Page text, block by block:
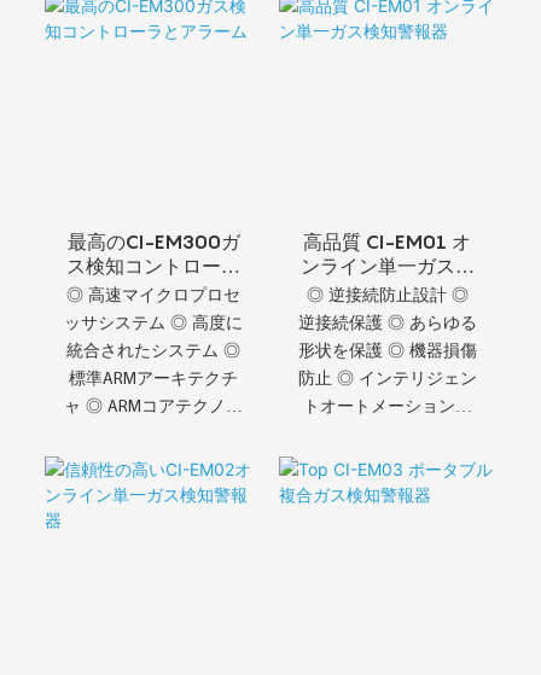
最高のCI-EM300ガ
ス検知コントローラ
とアラーム
◎ 高速マイクロプロセ
ッサシステム ◎ 高度に
統合されたシステム ◎
標準ARMアーキテクチ
ャ ◎ ARMコアテクノロ
ーティング ◎ 低消費電
力 ◎ 多様な設計スタイ
高品質 CI-EM01 オ
ンライン単一ガス検
知警報器
◎ 逆接続防止設計 ◎
逆接続保護 ◎ あらゆる
形状を保護 ◎ 機器損傷
防止 ◎ インテリジェン
トオートメーション機
つのケーブルインレッ
ト